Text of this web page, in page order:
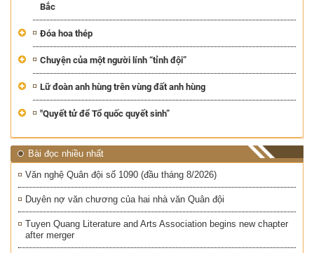
Bắc
Đóa hoa thép
Chuyện của một người lính “tỉnh đội”
Lữ đoàn anh hùng trên vùng đất anh hùng
"Quyết tử để Tổ quốc quyết sinh”
Bài đọc nhiều nhất
Văn nghệ Quân đội số 1090 (đầu tháng 8/2026)
Duyên nợ văn chương của hai nhà văn Quân đội
Tuyen Quang Literature and Arts Association begins new chapter
after merger